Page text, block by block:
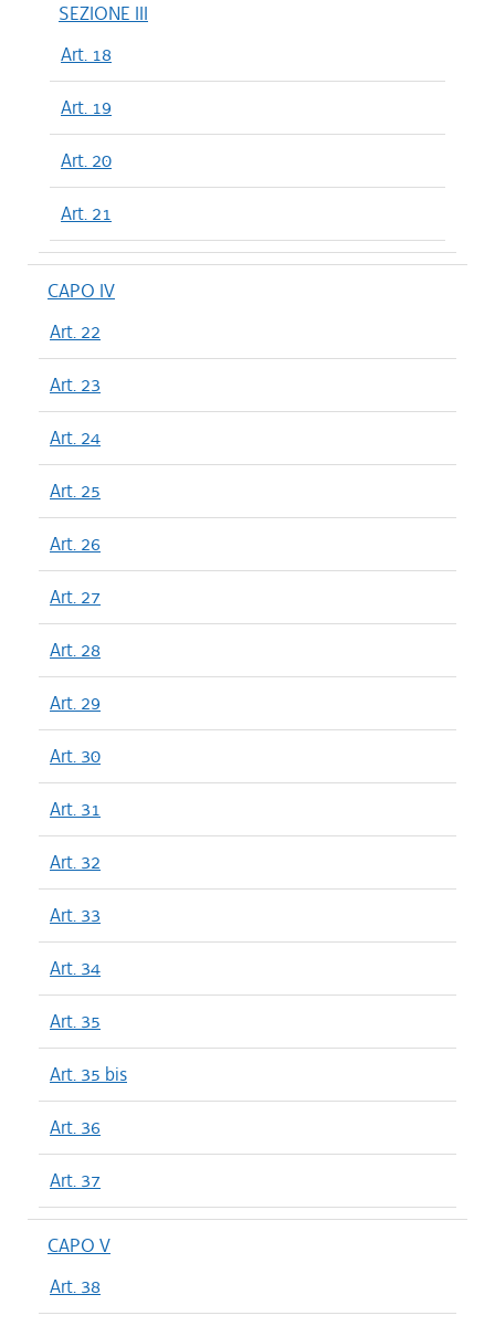
SEZIONE III
Art. 18
Art. 19
Art. 20
Art. 21
CAPO IV
Art. 22
Art. 23
Art. 24
Art. 25
Art. 26
Art. 27
Art. 28
Art. 29
Art. 30
Art. 31
Art. 32
Art. 33
Art. 34
Art. 35
Art. 35 bis
Art. 36
Art. 37
CAPO V
Art. 38